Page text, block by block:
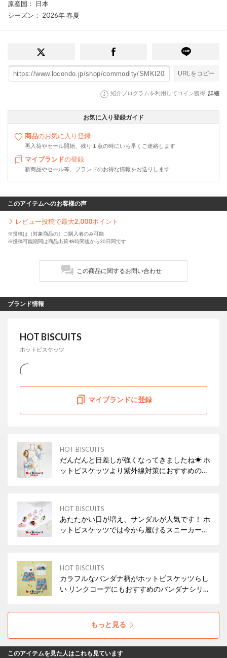
原産国 ： 日本
シーズン ： 2026年 春夏
URLをコピー
紹介プログラムを利用してコイン獲得 詳細
お気に入り登録ガイド
商品のお気に入り登録
再入荷やセール開始、残り１点の時にいち早くご連絡します
マイブランドの登録
新商品やセール等、ブランドのお得な情報をお送りします
このアイテムへのお客様の声
レビュー投稿で最大2,000ポイント
※投稿は（対象商品の）ご購入者のみ可能
※投稿可能期間は商品出荷48時間後から30日間です
この商品に関するお問い合わせ
ブランド情報
HOT BISCUITS
ホットビスケッツ
マイブランドに登録
HOT BISCUITS
だんだんと日差しが強くなってきましたね☀ ホ
ットビスケッツより紫外線対策におすすめの帽
HOT BISCUITS
あたたかい日が増え、サンダルが人気です！ ホ
ットビスケッツでは今から履けるスニーカータ
キッズまで ぜひチェックを！
HOT BISCUITS
カラフルなバンダナ柄がホットビスケッツらし
い リンクコーデにもおすすめのバンダナシリー
間違いなし！ ぜひチェックを！
もっと見る
このアイテムを見た人はこれも見ています